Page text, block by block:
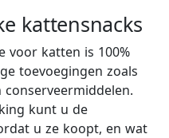
kattensnacks
voor katten is 100%
toevoegingen zoals
kunt u de
u ze koopt, en wat